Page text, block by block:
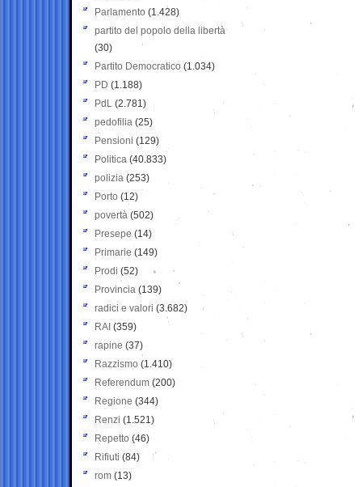
Parlamento (1.428)
partito del popolo della libertà
(30)
Partito Democratico (1.034)
PD (1.188)
PdL (2.781)
pedofilia (25)
Pensioni (129)
Politica (40.833)
polizia (253)
Porto (12)
povertà (502)
Presepe (14)
Primarie (149)
Prodi (52)
Provincia (139)
radici e valori (3.682)
RAI (359)
rapine (37)
Razzismo (1.410)
Referendum (200)
Regione (344)
Renzi (1.521)
Repetto (46)
Rifiuti (84)
rom (13)